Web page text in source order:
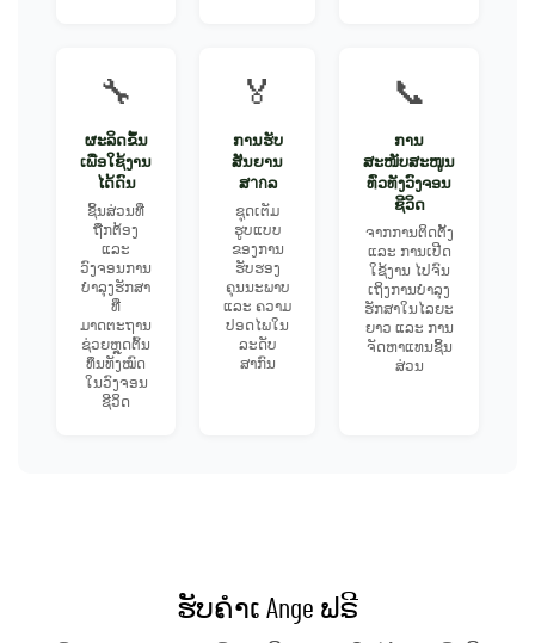
🔧
ຜະລິດຂຶ້ນ
ເພື່ອໃຊ້ງານ
ໄດ້ດົນ
ຊິ້ນສ່ວນທີ່
ຖືກຕ້ອງ
ແລະ
ວົງຈອນການ
ບໍາລຸງຮັກສາ
ທີ່
ມາດຕະຖານ
ຊ່ວຍຫຼຸດຕົ້ນ
ທຶນທັງໝົດ
ໃນວົງຈອນ
ຊີວິດ
🏅
ການຮັບ
ສັນຍານ
ສากລ
ຊຸດເຕັມ
ຮູບແບບ
ຂອງການ
ຮັບຮອງ
ຄຸນນະພາບ
ແລະ ຄວາມ
ປອດໄພໃນ
ລະດັບ
ສາກົນ
📞
ການ
ສະໜັບສະໜູນ
ທົ່ວທັງວົງຈອນ
ຊີວິດ
ຈາກການຕິດຕັ້ງ
ແລະ ການເປີດ
ໃຊ້ງານ ໄປຈົນ
ເຖິງການບໍາລຸງ
ຮັກສາໃນໄລຍະ
ຍາວ ແລະ ການ
ຈັດຫາແທນຊິ້ນ
ສ່ວນ
ຮັບຄຳເ Ange ຟຣີ